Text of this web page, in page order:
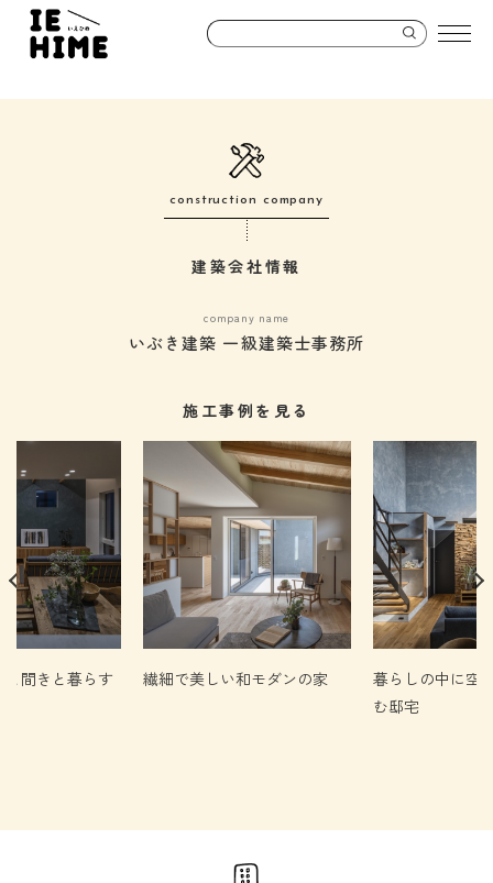
construction company
建築会社情報
company name
いぶき建築 一級建築士事務所
施工事例を見る
間きと暮らす 繊細で美しい和モダンの家
暮らしの中に空
む邸宅